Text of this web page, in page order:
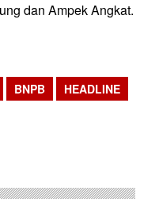
dan Ampek Angkat.
BNPB
HEADLINE